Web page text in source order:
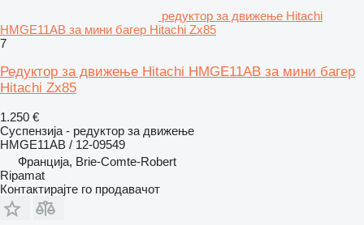
редуктор за движење Hitachi
HMGE11AB за мини багер Hitachi Zx85
7
Редуктор за движење Hitachi HMGE11AB за мини багер
Hitachi Zx85
1.250 €
Суспензија - редуктор за движење
HMGE11AB / 12-09549
Франција, Brie-Comte-Robert
Ripamat
Контактирајте го продавачот